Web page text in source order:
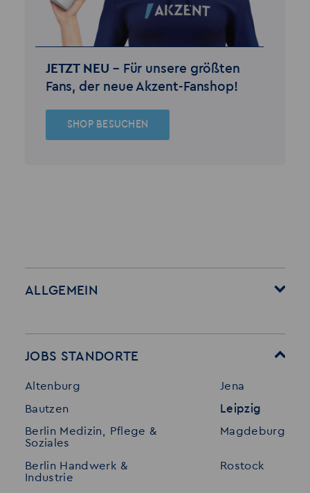
JETZT NEU – Für unsere größten
Fans, der neue Akzent-Fanshop!
SHOP BESUCHEN
ALLGEMEIN
Stellenangebote
Initiativ bewerben
Merkzettel
Standorte
Referenzen
Interne Jobs
JOBS STANDORTE
Altenburg
Bautzen
Berlin Medizin, Pflege &
Soziales
Berlin Handwerk &
Industrie
Jena
Leipzig
Magdeburg
Rostock